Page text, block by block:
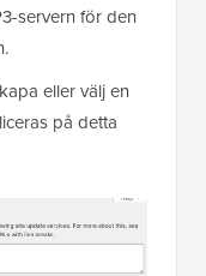
servern för den
eller välj en
på detta